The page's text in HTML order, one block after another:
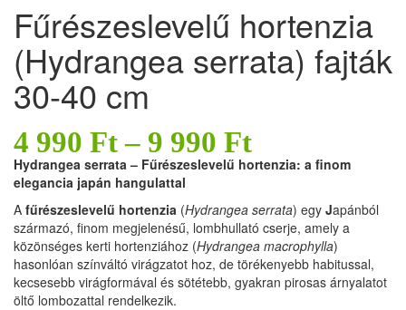
Fűrészeslevelű hortenzia
(Hydrangea serrata) fajták
30-40 cm
4 990 Ft– 9 990 Ft
Hydrangea serrata – Fűrészeslevelű hortenzia: a finom
elegancia japán hangulattal
A fűrészeslevelű hortenzia (Hydrangea serrata) egy Japánból
származó, finom megjelenésű, lombhullató cserje, amely a
közönséges kerti hortenziához (Hydrangea macrophylla)
hasonlóan színváltó virágzatot hoz, de törékenyebb habitussal,
kecsesebb virágformával és sötétebb, gyakran pirosas árnyalatot
öltő lombozattal rendelkezik.